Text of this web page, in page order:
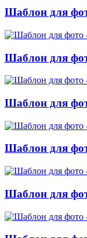
Шаблон для
Шаблон для
Шаблон для
Шаблон для
Шаблон для